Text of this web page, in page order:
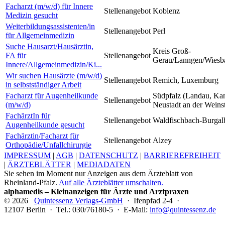
Facharzt (m/w/d) für Innere
Medizin gesucht
Stellenangebot Koblenz
Weiterbildungsassistenten/in
für Allgemeinmedizin
Stellenangebot Perl
Suche Hausarzt/Hausärztin,
FA für
Innere/Allgemeinmedizin/Ki...
Stellenangebot
Kreis Groß-
Gerau/Lanngen/
Wir suchen Hausärzte (m/w/d)
in selbstständiger Arbeit
Stellenangebot Remich, Luxemburg
Facharzt für Augenheilkunde
(m/w/d)
Stellenangebot
Südpfalz (Landau,
Neustadt an der
FachärztIn für
Augenheilkunde gesucht
Stellenangebot Waldfischbach-
Fachärztin/Facharzt für
Orthopädie/Unfallchirurgie
Stellenangebot Alzey
IMPRESSUM | AGB | DATENSCHUTZ | BARRIEREFREIHEIT
| ÄRZTEBLÄTTER | MEDIADATEN
Sie sehen im Moment nur Anzeigen aus dem Ärzteblatt von
Rheinland-Pfalz. Auf alle Ärzteblätter umschalten.
alphamedis – Kleinanzeigen für Ärzte und Arztpraxen
© 2026 Quintessenz Verlags-GmbH · Ifenpfad 2-4 ·
12107 Berlin · Tel.: 030/76180-5 · E-Mail: info@quintessenz.de